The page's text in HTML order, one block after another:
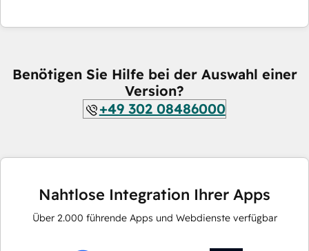
Benötigen Sie Hilfe bei der Auswahl einer
Version?
+49 302 08486000
Nahtlose Integration Ihrer Apps
Über 2.000 führende Apps und Webdienste verfügbar